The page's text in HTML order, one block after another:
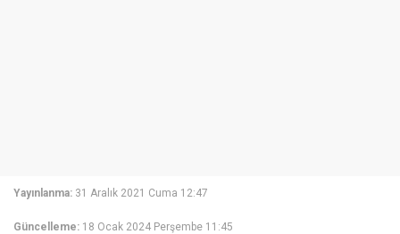
Yayınlanma: 31 Aralık 2021 Cuma 12:47
Güncelleme: 18 Ocak 2024 Perşembe 11:45